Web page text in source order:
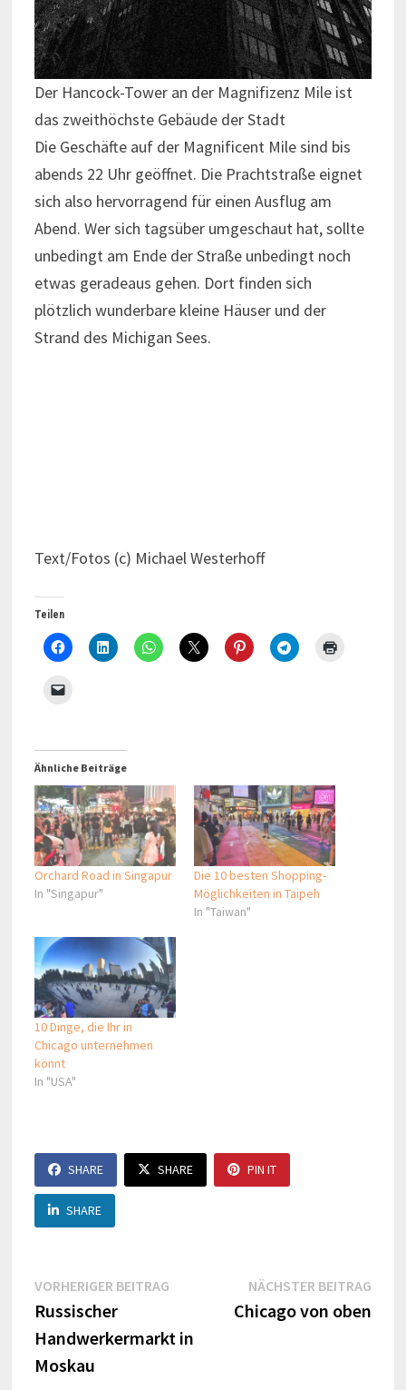
Der Hancock-Tower an der Magnifizenz Mile ist
das zweithöchste Gebäude der Stadt
Die Geschäfte auf der Magnificent Mile sind bis
abends 22 Uhr geöffnet. Die Prachtstraße eignet
sich also hervorragend für einen Ausflug am
Abend. Wer sich tagsüber umgeschaut hat, sollte
unbedingt am Ende der Straße unbedingt noch
etwas geradeaus gehen. Dort finden sich
plötzlich wunderbare kleine Häuser und der
Strand des Michigan Sees.
Text/Fotos (c) Michael Westerhoff
Teilen
Ähnliche Beiträge
Orchard Road in Singapur
In "Singapur"
Die 10 besten Shopping-
Möglichkeiten in Taipeh
In "Taiwan"
10 Dinge, die Ihr in
Chicago unternehmen
könnt
In "USA"
SHARE SHARE PIN IT
SHARE
Beitragsnavigation
VORHERIGER BEITRAGVorheriger
Russischer
Handwerkermarkt in
Moskau
NÄCHSTER BEITRAG
Chicago von oben